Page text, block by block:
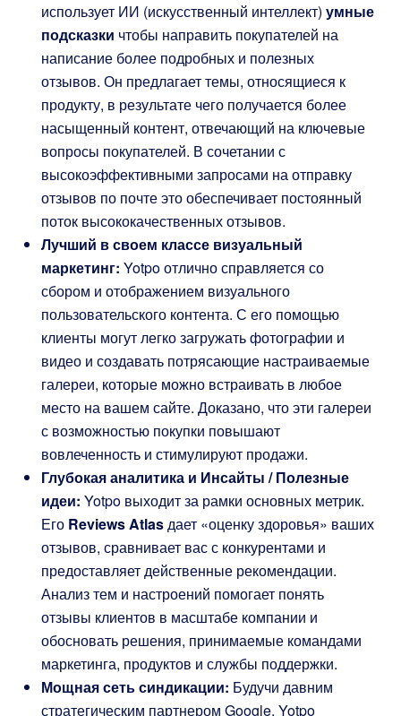
использует ИИ (искусственный интеллект) умные
подсказки чтобы направить покупателей на
написание более подробных и полезных
отзывов. Он предлагает темы, относящиеся к
продукту, в результате чего получается более
насыщенный контент, отвечающий на ключевые
вопросы покупателей. В сочетании с
высокоэффективными запросами на отправку
отзывов по почте это обеспечивает постоянный
поток высококачественных отзывов.
Лучший в своем классе визуальный
маркетинг: Yotpo отлично справляется со
сбором и отображением визуального
пользовательского контента. С его помощью
клиенты могут легко загружать фотографии и
видео и создавать потрясающие настраиваемые
галереи, которые можно встраивать в любое
место на вашем сайте. Доказано, что эти галереи
с возможностью покупки повышают
вовлеченность и стимулируют продажи.
Глубокая аналитика и Инсайты / Полезные
идеи: Yotpo выходит за рамки основных метрик.
Его Reviews Atlasдает «оценку здоровья» ваших
отзывов, сравнивает вас с конкурентами и
предоставляет действенные рекомендации.
Анализ тем и настроений помогает понять
отзывы клиентов в масштабе компании и
обосновать решения, принимаемые командами
маркетинга, продуктов и службы поддержки.
Мощная сеть синдикации: Будучи давним
стратегическим партнером Google, Yotpo